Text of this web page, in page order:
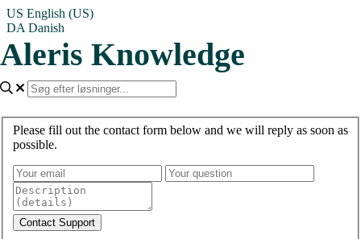
US English (US)
DA Danish
Aleris Knowledge
Please fill out the contact form below and we will reply as soon as
possible.